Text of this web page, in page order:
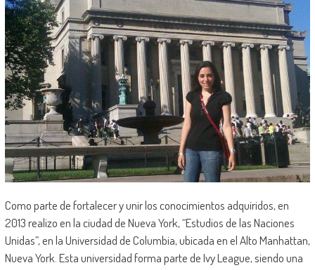
Como parte de fortalecer y unir los conocimientos adquiridos, en
2013 realizo en la ciudad de Nueva York, “Estudios de las Naciones
Unidas”, en la Universidad de Columbia, ubicada en el Alto Manhattan,
Nueva York. Esta universidad forma parte de Ivy League, siendo una